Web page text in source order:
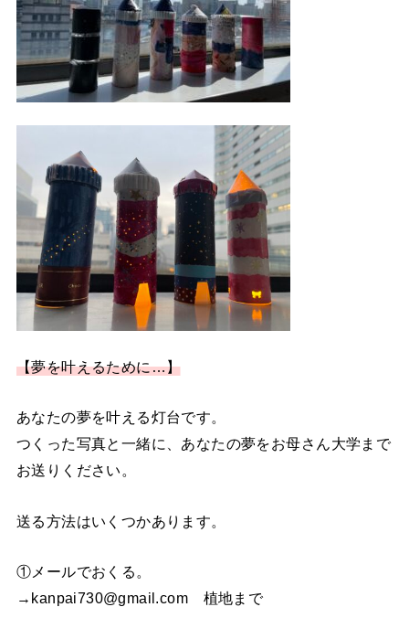
【夢を叶えるために…】
あなたの夢を叶える灯台です。
つくった写真と一緒に、あなたの夢をお母さん大学まで
お送りください。
送る方法はいくつかあります。
①メールでおくる。
→kanpai730@gmail.com 植地まで